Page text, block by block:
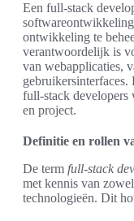
Een full-stack
ontwikkeling te
verantwoordelijk is
van webapplicaties,
full-stack developers
en project.
Definitie en rollen
De term full-stack
met kennis van
technologieën. Dit